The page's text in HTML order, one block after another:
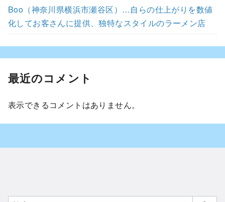
Boo（神奈川県横浜市瀬谷区）…自らの仕上がりを数値
化してお客さんに提供、独特なスタイルのラーメン店
最近のコメント
表示できるコメントはありません。